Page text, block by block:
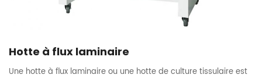
Hotte à flux laminaire
Une hotte à flux laminaire ou une hotte de culture tissulaire est